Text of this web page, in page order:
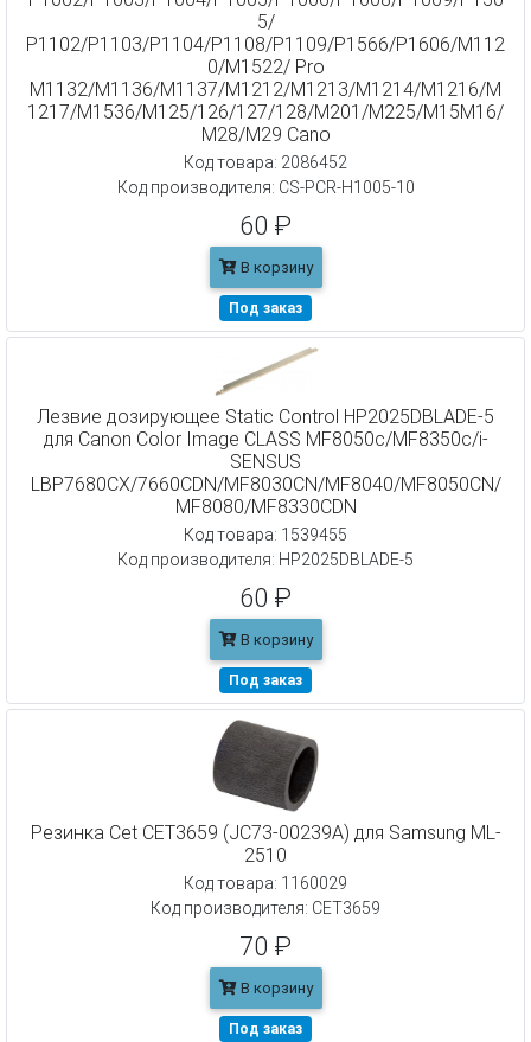
5/
P1102/P1103/P1104/P1108/P1109/P1566/P1606/M112
0/M1522/ Pro
M1132/M1136/M1137/M1212/M1213/M1214/M1216/M
1217/M1536/M125/126/127/128/M201/M225/M15M16/
M28/M29 Cano
Код товара: 2086452
Код производителя: CS-PCR-H1005-10
60 ₽
В корзину
Под заказ
Лезвие дозирующее Static Control HP2025DBLADE-5
для Canon Color Image CLASS MF8050c/MF8350c/i-
SENSUS
LBP7680CX/7660CDN/MF8030CN/MF8040/MF8050CN/
MF8080/MF8330CDN
Код товара: 1539455
Код производителя: HP2025DBLADE-5
60 ₽
В корзину
Под заказ
Резинка Cet CET3659 (JC73-00239A) для Samsung ML-
2510
Код товара: 1160029
Код производителя: CET3659
70 ₽
В корзину
Под заказ